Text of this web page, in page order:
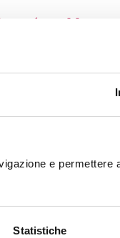
e permettere
Statistiche
di Torino con
Da sempre
Consulente in
della filiale di
dopo un anno,
di crescita in